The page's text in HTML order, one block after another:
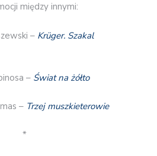
między innymi:
– Krüger. Szakal
– Świat na żółto
– Trzej muszkieterowie
*